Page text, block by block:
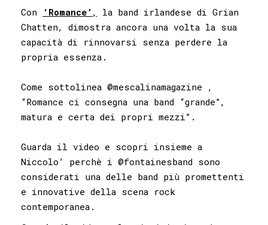
Con ‘Romance’ ,
la band irlandese di Grian
Chatten, dimostra ancora una volta la sua
capacità di rinnovarsi senza perdere la
propria essenza.
Come sottolinea @mescalinamagazine ,
“Romance ci consegna una band “grande”,
matura e certa dei propri mezzi”.
Guarda il video e scopri insieme a
Niccolo’ perchè i @fontainesband sono
considerati una delle band più promettenti
e innovative della scena rock
contemporanea.